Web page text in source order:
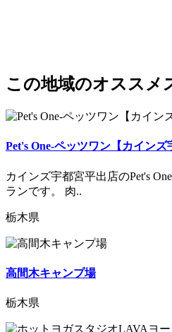
この地域のオススメ
Pet's One-ペッツワン【カインズ
カインズ宇都宮平出店のPet's
ランです。 肉..
栃木県
高間木キャンプ場
栃木県